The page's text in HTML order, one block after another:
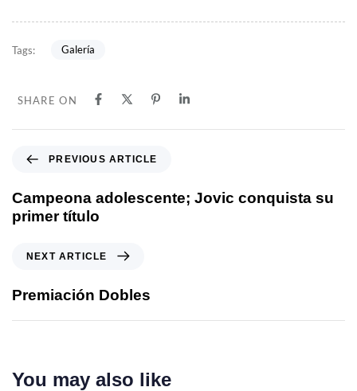
Tags: Galería
SHARE ON
PREVIOUS ARTICLE
Campeona adolescente; Jovic conquista su
primer título
NEXT ARTICLE
Premiación Dobles
You may also like